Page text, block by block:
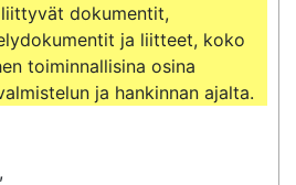
dokumentit,
ja liitteet, koko
toiminnallisina osina
ja hankinnan ajalta.